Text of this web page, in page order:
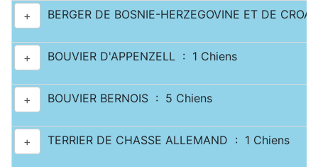
+ BERGER DE BOSNIE-HERZEGOVINE ET DE
+ BOUVIER D'APPENZELL : 1 Chiens
+ BOUVIER BERNOIS : 5 Chiens
+ TERRIER DE CHASSE ALLEMAND : 1 Chiens